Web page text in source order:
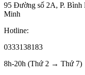
95 Đường số 2A, P.
Minh
Hotline:
0333138183
8h-20h (Thứ 2 → Thứ 7)